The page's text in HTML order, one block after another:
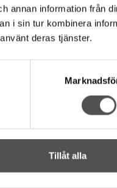
annan information från
i sin tur kombinera
deras tjänster.
Tillåt alla
sömmar eller till och
med tillägg
är designad med
passpoaler rör.